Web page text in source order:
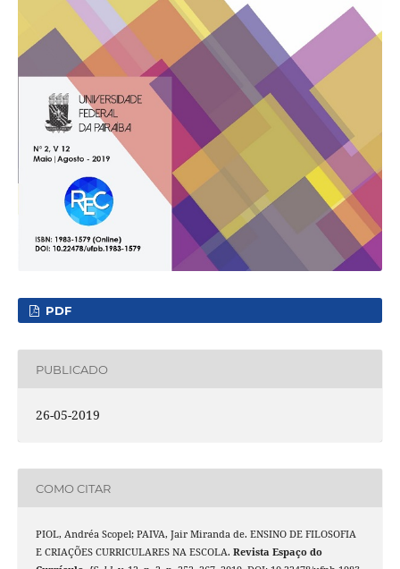
PDF
PUBLICADO
26-05-2019
COMO CITAR
PIOL, Andréa Scopel; PAIVA, Jair Miranda de. ENSINO DE FILOSOFIA
E CRIAÇÕES CURRICULARES NA ESCOLA. Revista Espaço do